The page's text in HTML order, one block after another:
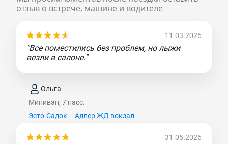
отзыв о встрече, машине и водителе
11.03.2026
"Все поместились без проблем, но лыжи
везли в салоне."
Ольга
Минивэн, 7 пасс.
Эсто-Садок – Адлер ЖД вокзал
31.05.2026